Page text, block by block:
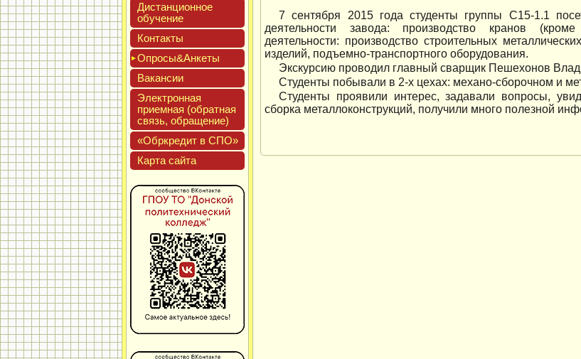
Дис­танци­он­ное
обу­чение
Кон­такты
Опро­сы&Анке­ты
Вакан­сии
Элек­трон­ная
при­ем­ная (об­ратная
связь, об­ра­щение)
«Обркре­дит в СПО»
Кар­та сай­та
7 сентября 2015 года студенты группы С15-1.1
деятельности завода: производство кранов
деятельности: производство строительных
изделий, подъемно-транспортного оборудования.
Экскурсию проводил главный сварщик Пешехонов
Студенты побывали в 2-х цехах: механо-сборочном и
Студенты проявили интерес, задавали вопросы,
сборка металлоконструкций, получили много полезной